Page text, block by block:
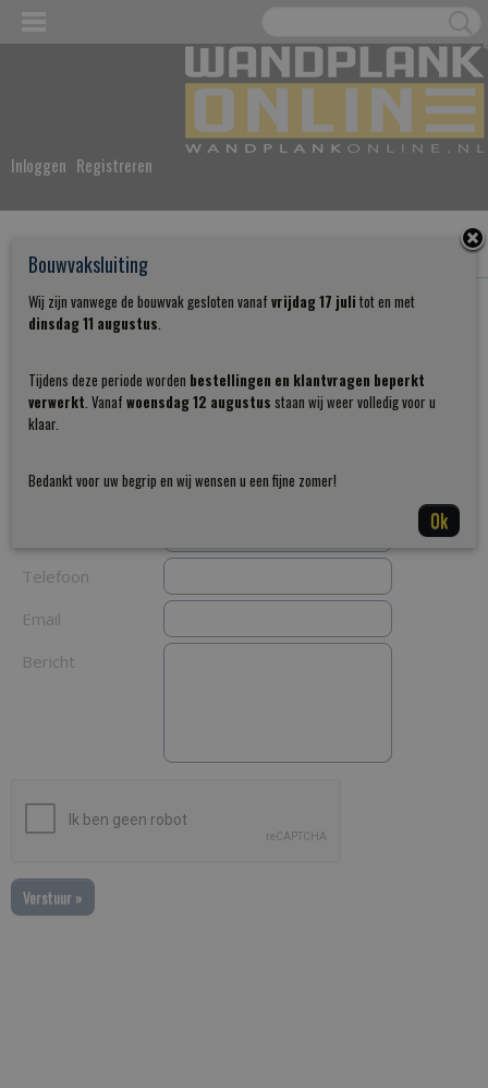
Inloggen Registreren
Home> Contact
Telefoon:
0850605089
Bezoek adres:
Twentelaan 21
Achternaam
Telefoon
Email
Bericht
Verstuur »
Bouwvaksluiting
Wij zijn vanwege de bouwvak gesloten vanaf vrijdag 17 juli tot en met
dinsdag 11 augustus.
Tijdens deze periode worden bestellingen en klantvragen beperkt
verwerkt. Vanaf woensdag 12 augustus staan wij weer volledig voor u
klaar.
Bedankt voor uw begrip en wij wensen u een fijne zomer!
Ok